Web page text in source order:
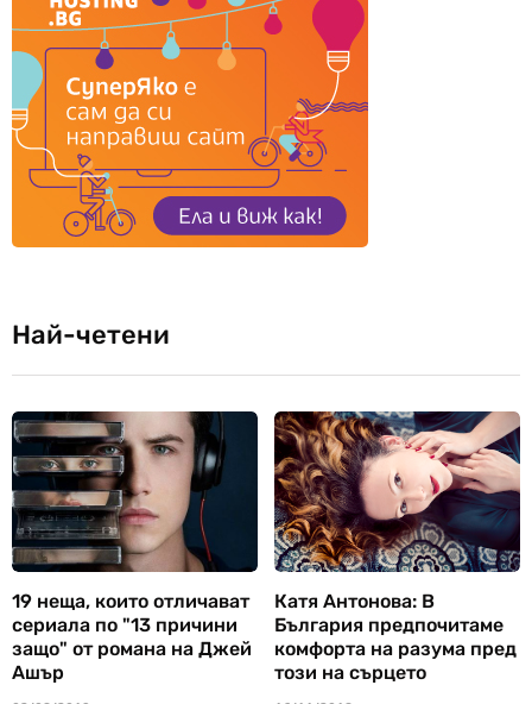
Най-четени
19 неща, които отличават
сериала по "13 причини
защо" от романа на Джей
Ашър
Катя Антонова: В
България предпочитаме
комфорта на разума пред
този на сърцето